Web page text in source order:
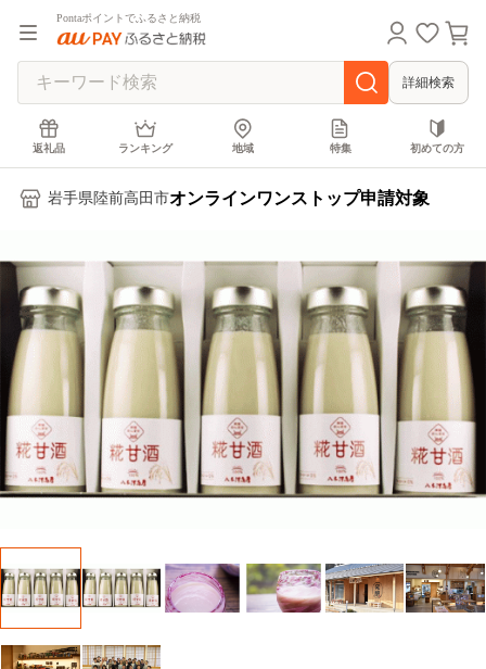
Pontaポイントでふるさと納税
詳細検索
返礼品 ランキング 地域 特集 初めての方
岩手県陸前高田市オンラインワンストップ申請対象